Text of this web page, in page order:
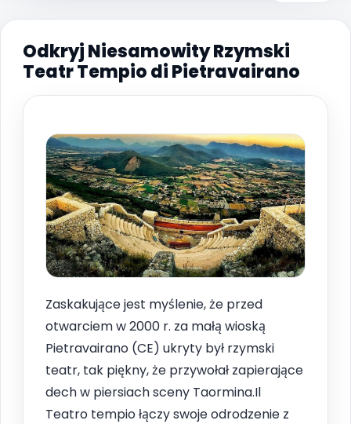
Odkryj Niesamowity Rzymski
Teatr Tempio di Pietravairano
Zaskakujące jest myślenie, że przed
otwarciem w 2000 r. za małą wioską
Pietravairano (CE) ukryty był rzymski
teatr, tak piękny, że przywołał zapierające
dech w piersiach sceny Taormina.Il
Teatro tempio łączy swoje odrodzenie z